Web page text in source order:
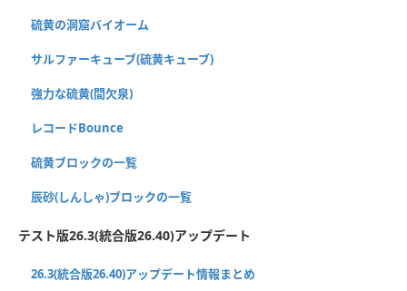
硫黄の洞窟バイオーム
サルファーキューブ(硫黄キューブ)
強力な硫黄(間欠泉)
レコードBounce
硫黄ブロックの一覧
辰砂(しんしゃ)ブロックの一覧
テスト版26.3(統合版26.40)アップデート
26.3(統合版26.40)アップデート情報まとめ